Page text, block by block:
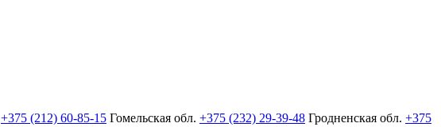
+375 (212) 60-85-15 Гомельская обл. +375 (232) 29-39-48 Гродненская обл. +375